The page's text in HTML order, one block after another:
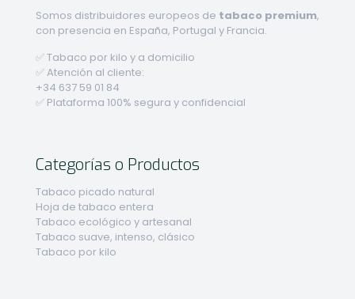
Somos distribuidores europeos de tabaco premium,
con presencia en España, Portugal y Francia.
✅ Tabaco por kilo y a domicilio
✅ Atención al cliente:
+34 637 59 01 84
✅ Plataforma 100% segura y confidencial
Categorías o Productos
Tabaco picado natural
Hoja de tabaco entera
Tabaco ecológico y artesanal
Tabaco suave, intenso, clásico
Tabaco por kilo